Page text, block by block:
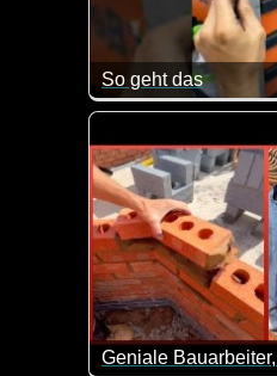
So geht das
Falls du auch mal